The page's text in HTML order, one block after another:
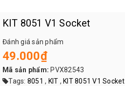
KIT 8051 V1 Socket
Đánh giá sản phẩm
49.000₫
Mã sản phẩm: PVX82543
Tags: 8051 , KIT , KIT 8051 V1 Socket